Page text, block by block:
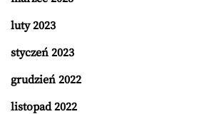
luty 2023
styczeń 2023
grudzień 2022
listopad 2022